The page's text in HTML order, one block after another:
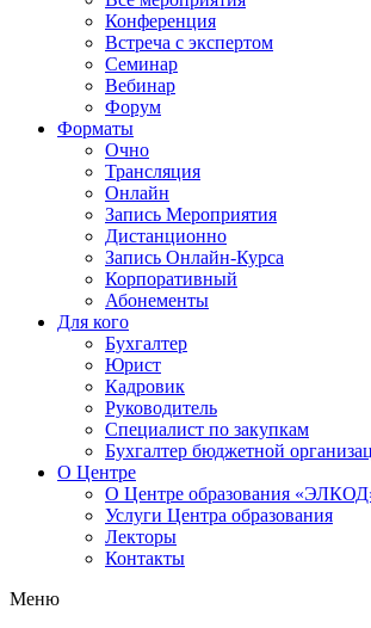
Конференция
Встреча с экспертом
Семинар
Вебинар
Форум
Форматы
Очно
Трансляция
Онлайн
Запись Мероприятия
Дистанционно
Запись Онлайн-Курса
Корпоративный
Абонементы
Для кого
Бухгалтер
Юрист
Кадровик
Руководитель
Специалист по закупкам
Бухгалтер бюджетной
О Центре
О Центре образования
Услуги Центра образования
Лекторы
Контакты
Меню